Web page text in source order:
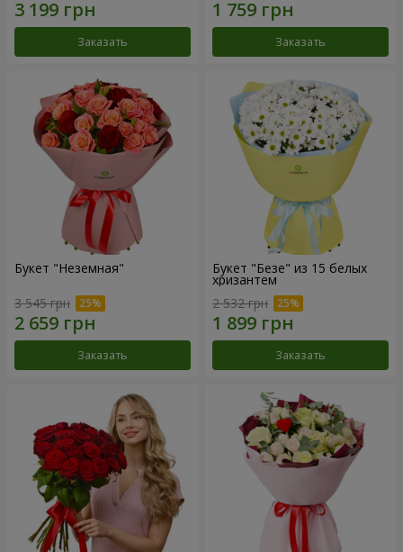
Заказать Заказать
Букет "Неземная"
3 545 грн
Заказать
Букет "Безе" из 15 белых
хризантем
2 532 грн
Заказать